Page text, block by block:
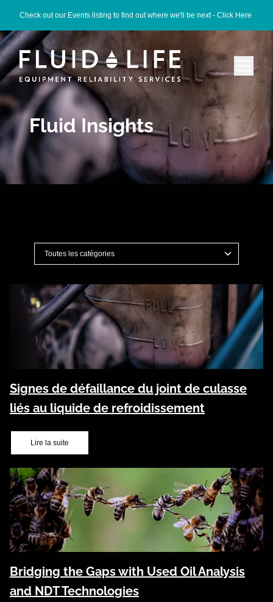
Check out our Events listing to find out where we'll be next - Click Here
Fluid Insights
Signes de défaillance du joint de culasse
liés au liquide de refroidissement
Lire la suite
Bridging the Gaps with Used Oil Analysis
and NDT Technologies